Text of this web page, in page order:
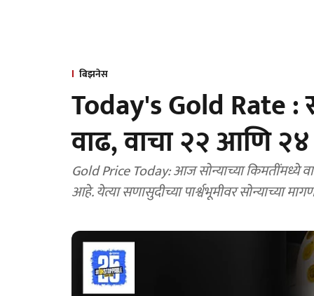
बिझनेस
Today's Gold Rate :
वाढ, वाचा २२ आणि
Gold Price Today: आज सोन्याच्या किमतींमध्ये
आहे. येत्या सणासुदीच्या पार्श्वभूमीवर सोन्याच्या